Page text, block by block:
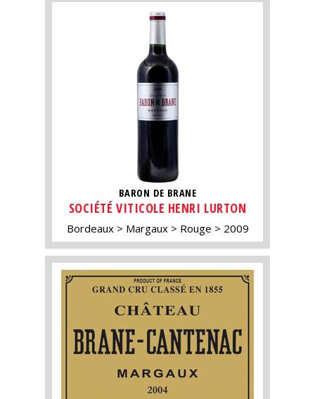
BARON DE BRANE
SOCIÉTÉ VITICOLE HENRI LURTON
Bordeaux Margaux Rouge 2009